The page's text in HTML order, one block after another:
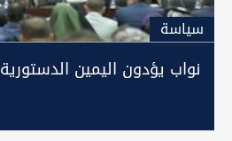
سیاسة
نواب يؤدون اليمين الدستورية